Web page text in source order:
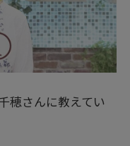
穂さんに教えてい